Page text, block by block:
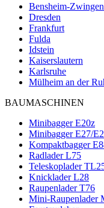
Bensheim-
Dresden
Frankfurt
Fulda
Idstein
Kaiserslautern
Karlsruhe
Mülheim an der
BAUMASCHINEN
Minibagger E20z
Minibagger E27/
Kompaktbagger
Radlader L75
Teleskoplader
Knicklader L28
Raupenlader T76
Mini-Raupenlader